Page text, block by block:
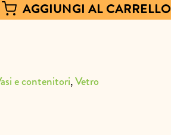
AGGIUNGI AL CARRELLO
e contenitori,Vetro